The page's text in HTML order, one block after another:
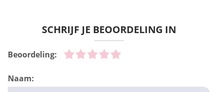
SCHRIJF JE BEOORDELING IN
Beoordeling:
Naam: